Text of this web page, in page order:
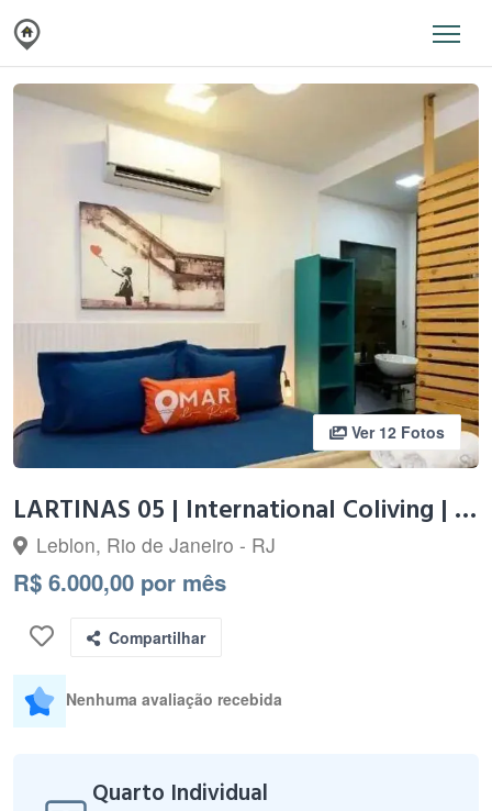
Ver 12 Fotos
LARTINAS 05 | International Coliving | Leblon
Leblon, Rio de Janeiro - RJ
R$ 6.000,00 por mês
Compartilhar
Nenhuma avaliação recebida
Quarto Individual